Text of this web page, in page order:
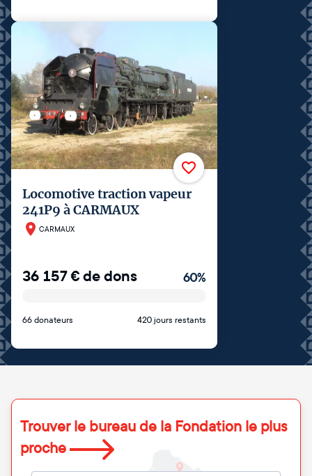
Locomotive traction vapeur
241P9 à CARMAUX
CARMAUX
36 157€de dons 60%
66 donateurs 420 jours restants
Trouver le bureau de la Fondation le plus
proche